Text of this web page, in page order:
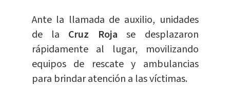
Ante la llamada de auxilio, unidades
de la Cruz Roja se desplazaron
rápidamente al lugar, movilizando
equipos de rescate y ambulancias
para brindar atención a las víctimas.